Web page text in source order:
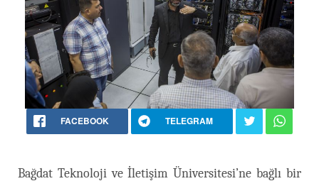
FACEBOOK TELEGRAM
Bağdat Teknoloji ve İletişim Üniversitesi’ne bağlı bir